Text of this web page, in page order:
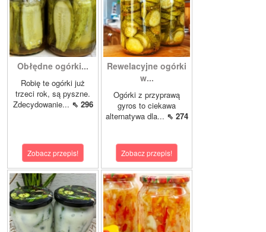
Obłędne ogórki...
Robię te ogórki już
trzeci rok, są pyszne.
Zdecydowanie... ⇖ 296
Zobacz przepis!
Rewelacyjne ogórki
w...
Ogórki z przyprawą
gyros to ciekawa
alternatywa dla... ⇖ 274
Zobacz przepis!